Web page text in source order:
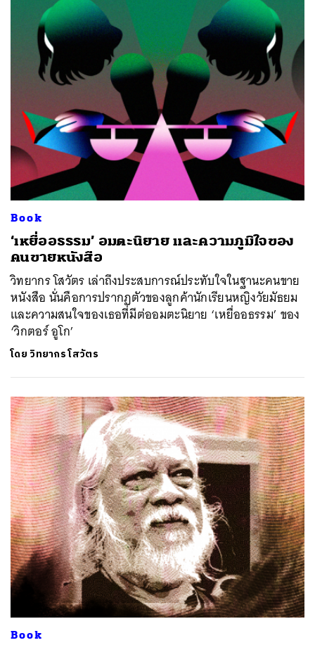
Book
‘เหยื่ออธรรม’ อมตะนิยาย และความภูมิใจของ
คนขายหนังสือ
วิทยากร โสวัตร เล่าถึงประสบการณ์ประทับใจในฐานะคนขาย
หนังสือ นั่นคือการปรากฏตัวของลูกค้านักเรียนหญิงวัยมัธยม
และความสนใจของเธอที่มีต่ออมตะนิยาย ‘เหยื่ออธรรม’ ของ
‘วิกตอร์ อูโก’
โดยวิทยากร โสวัตร
Book